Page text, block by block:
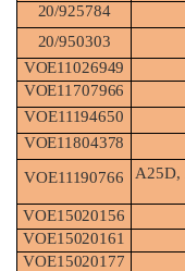
20/925784
20/950303
VOE11026949
VOE11707966
VOE11194650
VOE11804378
VOE11190766
A25D,
VOE15020156
VOE15020161
VOE15020177